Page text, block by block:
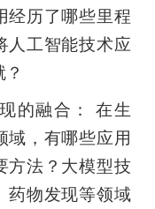
经历了哪些里程
人工智能技术应
的融合： 在生
域，有哪些应用
方法？大模型技
药物发现等领域